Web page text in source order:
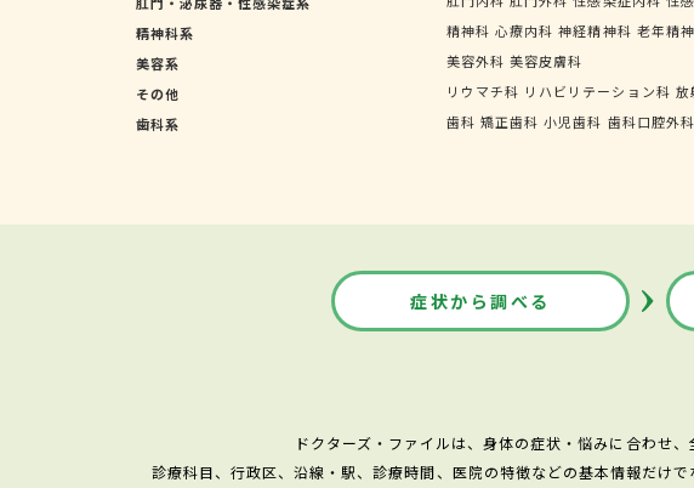
精神科系
精神科 心療内科 神経精神科 老年精
美容系
美容外科 美容皮膚科
その他
リウマチ科 リハビリテーション科 放
歯科系
歯科 矯正歯科 小児歯科 歯科口腔外科
症状から調べる
ドクターズ・ファイルは、身体の症状・悩みに合わせ
診療科目、行政区、沿線・駅、診療時間、医院の特徴などの基本情報だけ